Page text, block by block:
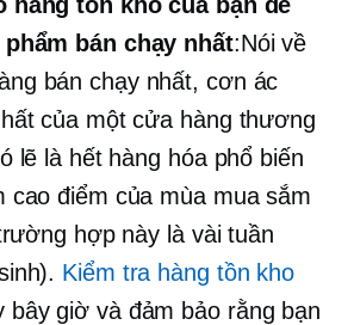
phẩm bán chạy nhất:Nói về
bán chạy nhất, cơn ác
của một cửa hàng thương
lẽ là hết hàng hóa phổ biến
cao điểm của mùa mua sắm
hợp này là vài tuần
Kiểm tra hàng tồn kho
bây giờ và đảm bảo rằng bạn